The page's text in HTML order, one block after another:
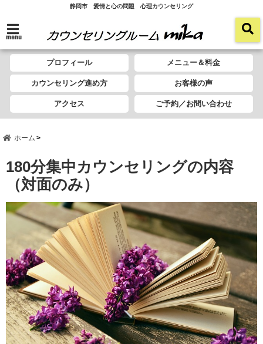
静岡市 愛情と心の問題 心理カウンセリング
menu
プロフィール メニュー＆料金
カウンセリング進め方 お客様の声
アクセス ご予約／お問い合わせ
ホーム
180分集中カウンセリングの内容
（対面のみ）